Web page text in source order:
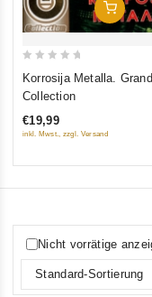
In Den
5
Korrosija Metalla. Grand
Collection
€19,99
inkl. Mwst., zzgl. Versand
Nicht vorrätige